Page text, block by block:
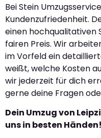
Bei Stein
Kundenzufriedenheit.
einen hochqualitativen
fairen Preis. Wir
im Vorfeld ein
weißt, welche Kosten
wir jederzeit für dich
gerne deine Fragen
Dein Umzug von
uns in besten Händen!